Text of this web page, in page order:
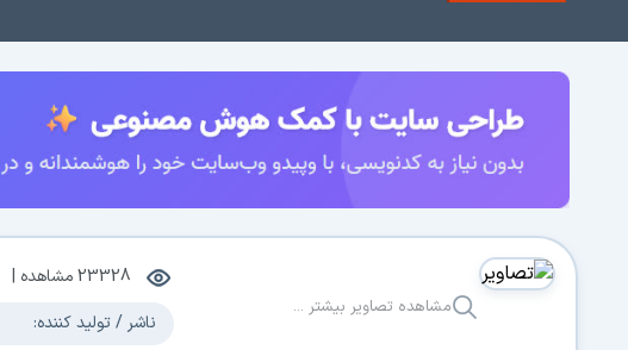
مشاهده تصاویر بیشتر ...
23328مشاهده |
ناشر / تولید کننده: